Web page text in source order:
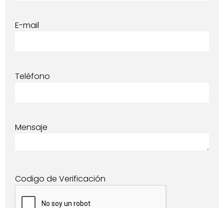
E-mail
Teléfono
Mensaje
Codigo de Verificación